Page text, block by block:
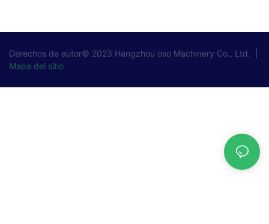
Derechos de autor© 2023 Hangzhou oso Machinery Co., Ltd.
Mapa del sitio